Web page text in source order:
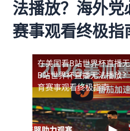
法播放？海外党
赛事观看终极指
在美国看B站世界杯直播
B站世界杯直播无法播放
育赛事观看终极指南